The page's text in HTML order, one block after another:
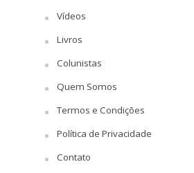
Vídeos
Livros
Colunistas
Quem Somos
Termos e Condições
Política de Privacidade
Contato